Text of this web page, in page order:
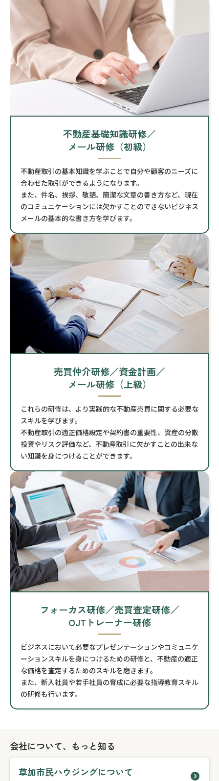
不動産基礎知識研修／
メール研修（初級）
不動産取引の基本知識を学ぶことで自分や顧客のニーズに
合わせた取引ができるようになります。
また、件名、挨拶、敬語、簡潔な文章の書き方など、現在
のコミュニケーションには欠かすことのできないビジネス
メールの基本的な書き方を学びます。
売買仲介研修／資金計画／
メール研修（上級）
これらの研修は、より実践的な不動産売買に関する必要な
スキルを学びます。
不動産取引の適正価格設定や契約書の重要性、資産の分散
投資やリスク評価など、不動産取引に欠かすことの出来な
い知識を身につけることができます。
フォーカス研修／売買査定研修／
OJTトレーナー研修
ビジネスにおいて必要なプレゼンテーションやコミュニケ
ーションスキルを身につけるための研修と、不動産の適正
な価格を査定するためのスキルを磨きます。
また、新入社員や若手社員の育成に必要な指導教育スキル
の研修も行います。
会社について、もっと知る
草加市民ハウジングについて